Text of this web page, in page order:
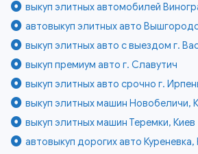
выкуп элитных автомобилей
автовыкуп элитных авто
выкуп элитных авто с выездом г.
выкуп премиум авто г. Славутич
выкуп элитных авто срочно г.
выкуп элитных машин Новобеличи,
выкуп элитных машин Теремки, Киев
автовыкуп дорогих авто Куреневка,